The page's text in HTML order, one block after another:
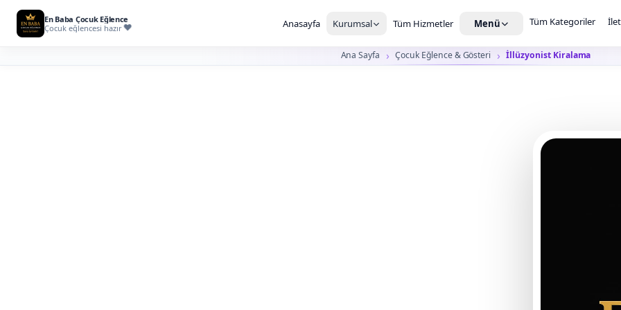
En Baba Çocuk Eğlence
Çocuk eğlencesi hazır
Anasayfa Kurumsal Tüm Hizmetler Menü Tüm Kategoriler
Ana Sayfa Çocuk Eğlence & Gösteri İllüzyonist Kiralama